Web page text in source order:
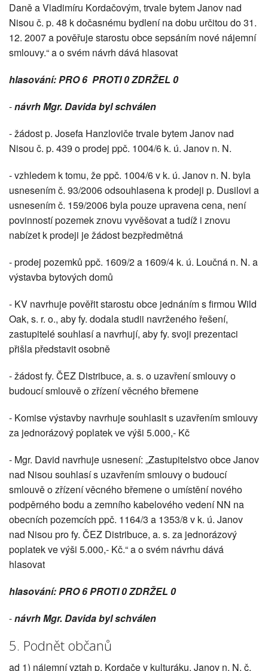
Daně a Vladimíru Kordačovým, trvale bytem Janov nad
Nisou č. p. 48 k dočasnému bydlení na dobu určitou do 31.
12. 2007 a pověřuje starostu obce sepsáním nové nájemní
smlouvy.“ a o svém návrh dává hlasovat
hlasování: PRO 6 PROTI 0 ZDRŽEL 0
-návrh Mgr. Davida byl schválen
- žádost p. Josefa Hanzloviče trvale bytem Janov nad
Nisou č. p. 439 o prodej ppč. 1004/6 k. ú. Janov n. N.
- vzhledem k tomu, že ppč. 1004/6 v k. ú. Janov n. N. byla
usnesením č. 93/2006 odsouhlasena k prodeji p. Dusilovi a
usnesením č. 159/2006 byla pouze upravena cena, není
povinností pozemek znovu vyvěšovat a tudíž i znovu
nabízet k prodeji je žádost bezpředmětná
- prodej pozemků ppč. 1609/2 a 1609/4 k. ú. Loučná n. N. a
výstavba bytových domů
- KV navrhuje pověřit starostu obce jednáním s firmou Wild
Oak, s. r. o., aby fy. dodala studii navrženého řešení,
zastupitelé souhlasí a navrhují, aby fy. svoji prezentaci
přišla představit osobně
- žádost fy. ČEZ Distribuce, a. s. o uzavření smlouvy o
budoucí smlouvě o zřízení věcného břemene
- Komise výstavby navrhuje souhlasit s uzavřením smlouvy
za jednorázový poplatek ve výši 5.000,- Kč
- Mgr. David navrhuje usnesení: „Zastupitelstvo obce Janov
nad Nisou souhlasí s uzavřením smlouvy o budoucí
smlouvě o zřízení věcného břemene o umístění nového
podpěrného bodu a zemního kabelového vedení NN na
obecních pozemcích ppč. 1164/3 a 1353/8 v k. ú. Janov
nad Nisou pro fy. ČEZ Distribuce, a. s. za jednorázový
poplatek ve výši 5.000,- Kč.“ a o svém návrhu dává
hlasovat
hlasování: PRO 6 PROTI 0 ZDRŽEL 0
-návrh Mgr. Davida byl schválen
5. Podnět občanů
ad 1) nájemní vztah p. Kordače v kulturáku, Janov n. N. č.